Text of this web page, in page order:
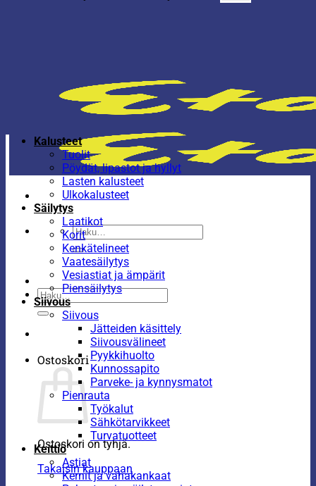
Etsi:
Etsi:
Ostoskori
Ostoskori on tyhjä.
Takaisin kauppaan
Kalusteet
Tuolit
Pöydät, lipastot ja hyllyt
Lasten kalusteet
Ulkokalusteet
Säilytys
Laatikot
Korit
Kenkätelineet
Vaatesäilytys
Vesiastiat ja ämpärit
Piensäilytys
Siivous
Siivous
Jätteiden käsittely
Siivousvälineet
Pyykkihuolto
Kunnossapito
Parveke- ja kynnysmatot
Pienrauta
Työkalut
Sähkötarvikkeet
Turvatuotteet
Keittiö
Astiat
Kernit ja vahakankaat